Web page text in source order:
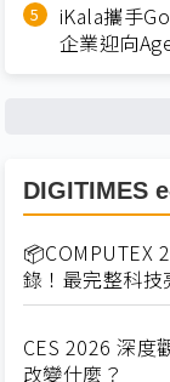
iKala攜手
企業迎向
DIGITIMES
📦COMPUTEX
錄！最完整科
CES 2026 深度
改變什麼？